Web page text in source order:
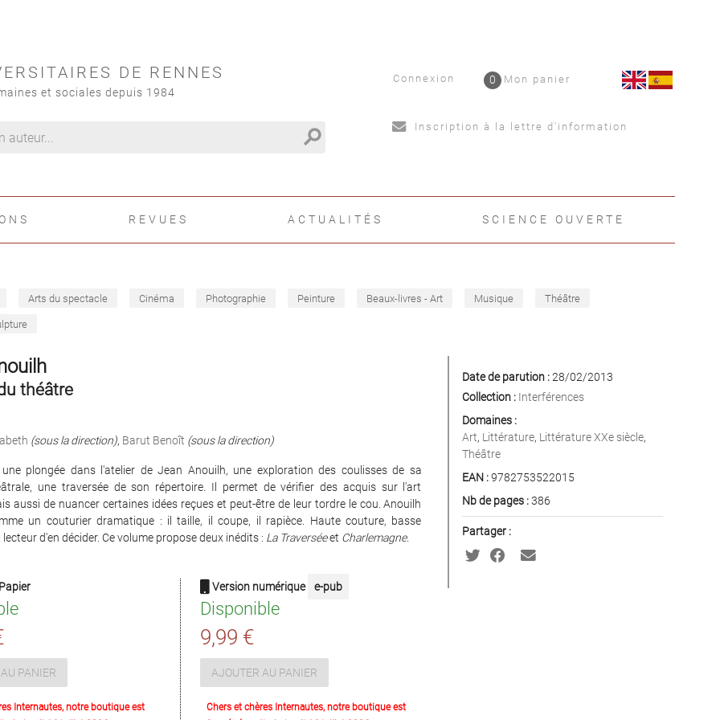
DE RENNES
et sociales depuis 1984
search
Connexion Mon panier
0
Inscription à la lettre d'information
REVUES ACTUALITÉS SCIENCE OUVERTE
Arts du spectacle Cinéma Photographie Peinture Beaux-livres - Art Musique Théâtre
théâtre
(sous la direction), Barut Benoît (sous la direction)
plongée dans l'atelier de Jean Anouilh, une exploration des coulisses de sa
une traversée de son répertoire. Il permet de vérifier des acquis sur l'art
aussi de nuancer certaines idées reçues et peut-être de leur tordre le cou. Anouilh
un couturier dramatique : il taille, il coupe, il rapièce. Haute couture, basse
d'en décider. Ce volume propose deux inédits : La Traverséeet Charlemagne.
PANIER
Internautes, notre boutique est
Version numérique e-pub
Disponible
9,99 €
AJOUTER AU PANIER
Chers et chères Internautes, notre boutique est
Date de parution :28/02/2013
Collection : Interférences
Domaines :
Art, Littérature, Littérature XXe siècle,
Théâtre
EAN :9782753522015
Nb de pages :386
Partager :